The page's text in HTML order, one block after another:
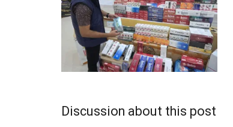
Discussion about this post